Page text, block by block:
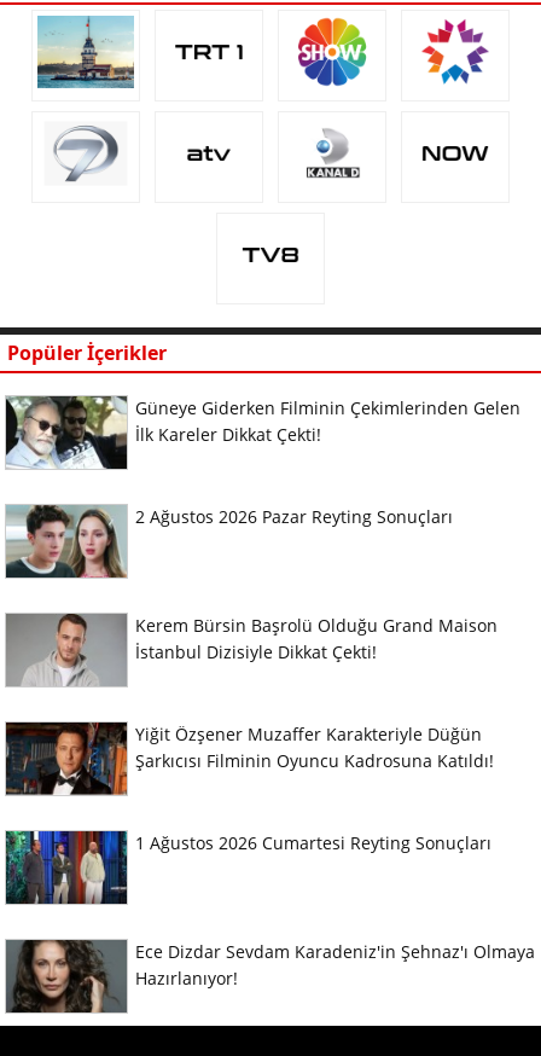
Popüler İçerikler
Güneye Giderken Filminin Çekimlerinden Gelen
İlk Kareler Dikkat Çekti!
2 Ağustos 2026 Pazar Reyting Sonuçları
Kerem Bürsin Başrolü Olduğu Grand Maison
İstanbul Dizisiyle Dikkat Çekti!
Yiğit Özşener Muzaffer Karakteriyle Düğün
Şarkıcısı Filminin Oyuncu Kadrosuna Katıldı!
1 Ağustos 2026 Cumartesi Reyting Sonuçları
Ece Dizdar Sevdam Karadeniz'in Şehnaz'ı Olmaya
Hazırlanıyor!